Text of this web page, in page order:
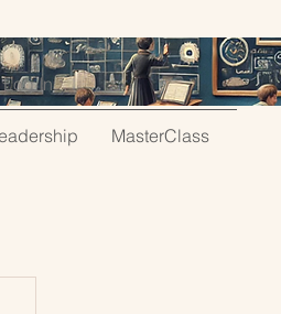
Log In
MasterClass